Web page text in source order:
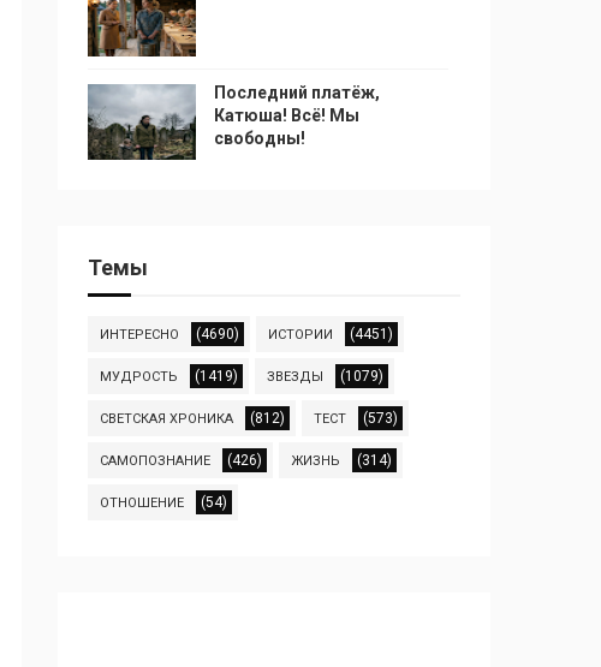
Последний платёж,
Катюша! Всё! Мы
свободны!
Темы
ИНТЕРЕСНО (4690) ИСТОРИИ (4451)
МУДРОСТЬ (1419) ЗВЕЗДЫ (1079)
СВЕТСКАЯ ХРОНИКА (812) ТЕСТ (573)
САМОПОЗНАНИЕ (426) ЖИЗНЬ (314)
ОТНОШЕНИЕ (54)